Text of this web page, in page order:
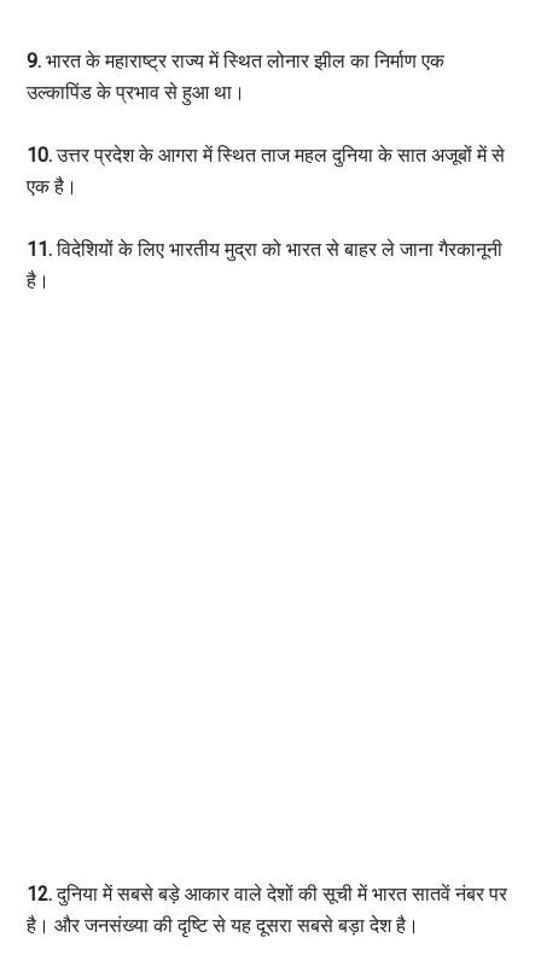
9.भारत के महाराष्ट्र राज्य में स्थित लोनार झील का निर्माण एक
उल्कापिंड के प्रभाव से हुआ था।
10.उत्तर प्रदेश के आगरा में स्थित ताज महल दुनिया के सात अजूबों में से
एक है।
11.विदेशियों के लिए भारतीय मुद्रा को भारत से बाहर ले जाना गैरकानूनी
है।
12.दुनिया में सबसे बड़े आकार वाले देशों की सूची में भारत सातवें नंबर पर
है। और जनसंख्या की दृष्टि से यह दूसरा सबसे बड़ा देश है।